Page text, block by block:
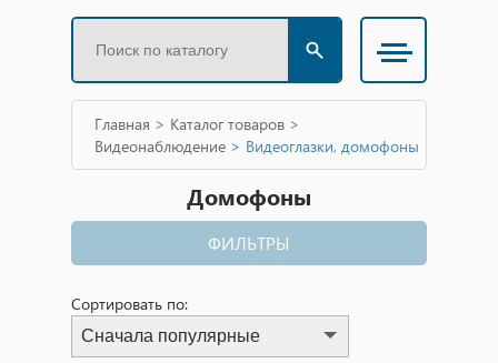
Главная > Каталог товаров >
Видеонаблюдение > Видеоглазки, домофоны
Домофоны
ФИЛЬТРЫ
Сортировать по:
Сначала популярные